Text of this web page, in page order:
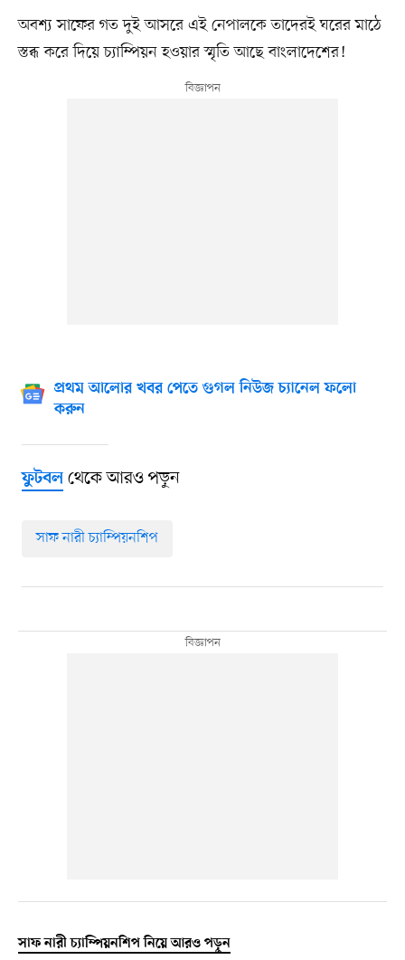
অবশ্য সাফের গত দুই আসরে এই নেপালকে তাদেরই ঘরের মাঠে
স্তব্ধ করে দিয়ে চ্যাম্পিয়ন হওয়ার স্মৃতি আছে বাংলাদেশের!
প্রথম আলোর খবর পেতে গুগল নিউজ চ্যানেল ফলো
করুন
ফুটবলথেকে আরও পড়ুন
সাফ নারী চ্যাম্পিয়নশিপ
সাফ নারী চ্যাম্পিয়নশিপ নিয়ে আরও পড়ুন